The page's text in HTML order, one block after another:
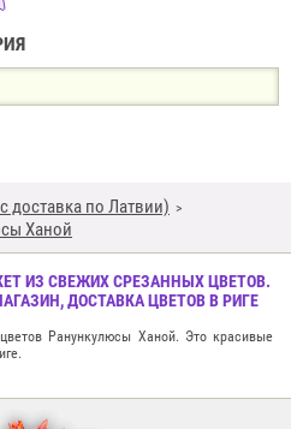
доставка по Латвии)
Ханой
ИЗ СВЕЖИХ СРЕЗАННЫХ ЦВЕТОВ.
ДОСТАВКА ЦВЕТОВ В РИГЕ
Ранункулюсы Ханой. Это красивые